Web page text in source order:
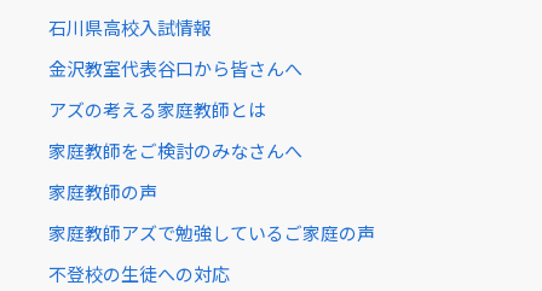
石川県高校入試情報
金沢教室代表谷口から皆さんへ
アズの考える家庭教師とは
家庭教師をご検討のみなさんへ
家庭教師の声
家庭教師アズで勉強しているご家庭の声
不登校の生徒への対応